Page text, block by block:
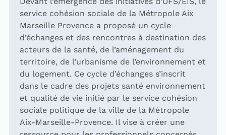
service cohésion sociale de la Métropole Aix
Marseille Provence a proposé un cycle
d’échanges et des rencontres à destination des
acteurs de la santé, de l’aménagement du
territoire, de l’urbanisme de l’environnement et
du logement. Ce cycle d’échanges s’inscrit
dans le cadre des projets santé environnement
et qualité de vie initié par le service cohésion
sociale politique de la ville de la Métropole
Aix-Marseille-Provence. Il vise à créer une